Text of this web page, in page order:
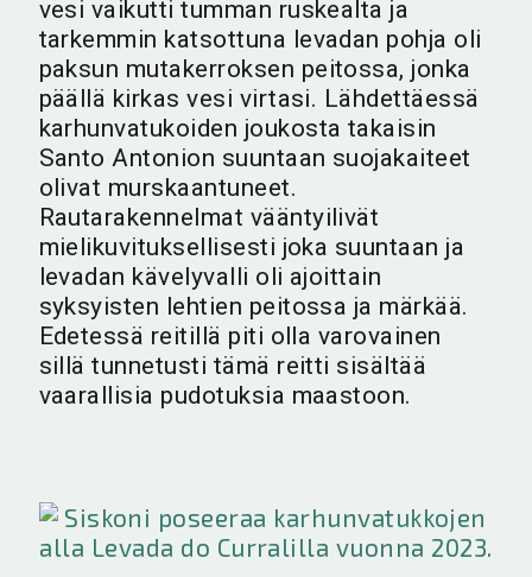
vesi vaikutti tumman ruskealta ja
tarkemmin katsottuna levadan pohja oli
paksun mutakerroksen peitossa, jonka
päällä kirkas vesi virtasi. Lähdettäessä
karhunvatukoiden joukosta takaisin
Santo Antonion suuntaan suojakaiteet
olivat murskaantuneet.
Rautarakennelmat vääntyilivät
mielikuvituksellisesti joka suuntaan ja
levadan kävelyvalli oli ajoittain
syksyisten lehtien peitossa ja märkää.
Edetessä reitillä piti olla varovainen
sillä tunnetusti tämä reitti sisältää
vaarallisia pudotuksia maastoon.